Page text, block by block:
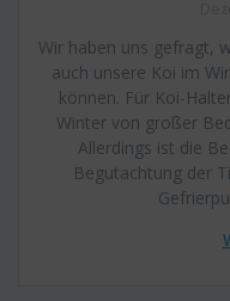
Wir haben uns gefragt,
auch unsere Koi im
können. Für Koi-
Winter von großer
Allerdings ist die
Begutachtung der